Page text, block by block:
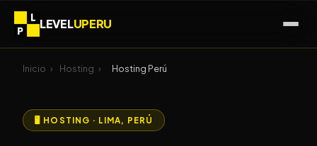
LEVELUPERU
Inicio › Hosting › Hosting Perú
🖥️ HOSTING · LIMA, PERÚ